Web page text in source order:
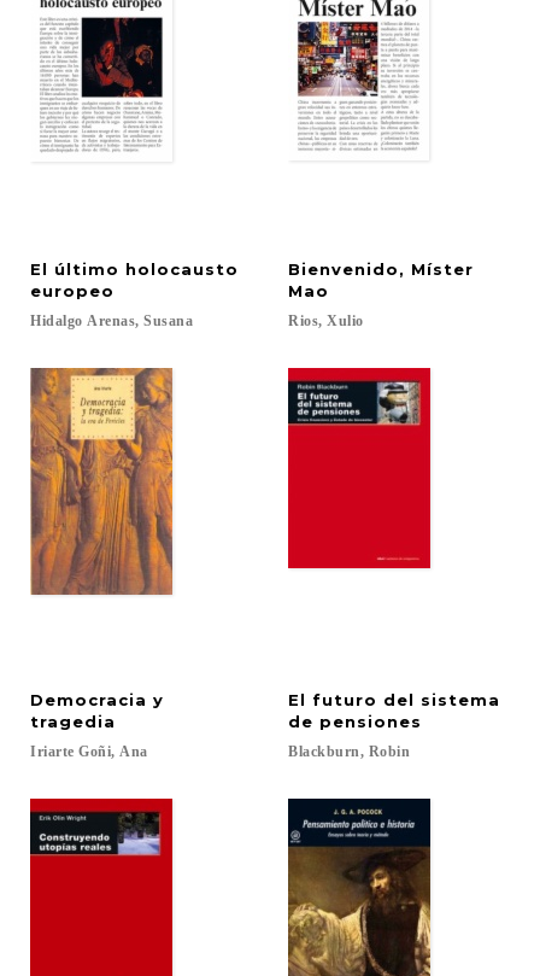
El último holocausto
europeo
Hidalgo Arenas, Susana
Bienvenido, Míster
Mao
Rios, Xulio
Democracia y
tragedia
Iriarte Goñi, Ana
El futuro del sistema
de pensiones
Blackburn, Robin